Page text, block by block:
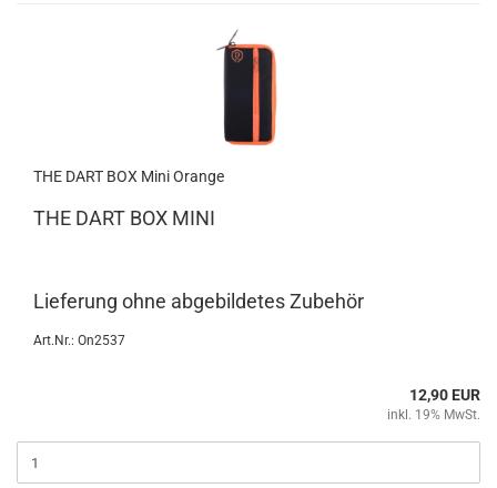
THE DART BOX Mini Oran­ge
THE DART BOX MINI
Lie­fe­rung ohne ab­ge­bil­de­tes Zu­be­hör
Art.Nr.: On2537
12,90 EUR
inkl. 19% MwSt.